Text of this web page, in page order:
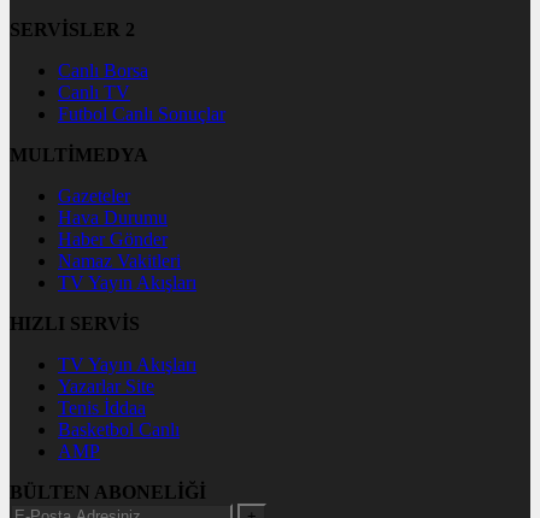
SERVİSLER 2
Canlı Borsa
Canlı TV
Futbol Canlı Sonuçlar
MULTİMEDYA
Gazeteler
Hava Durumu
Haber Gönder
Namaz Vakitleri
TV Yayın Akışları
HIZLI SERVİS
TV Yayın Akışları
Yazarlar Site
Tenis İddaa
Basketbol Canlı
AMP
BÜLTEN ABONELİĞİ